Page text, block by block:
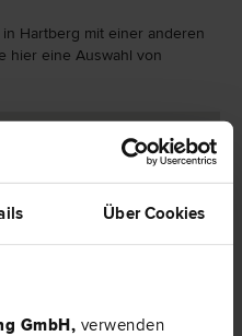
Über Cookies
GmbH, verwenden
Hartberg mit einer anderen
hier eine Auswahl von